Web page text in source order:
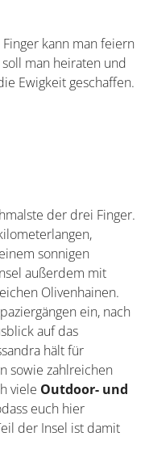
kann man
soll man
ist für die
der drei
den
Nach
Teil der Halbinsel
und zahlreichen
zu langen
einem sagenhaften
werdet.
Hotelanlagen
und Clubs
bereit,
wird. Dieser Teil